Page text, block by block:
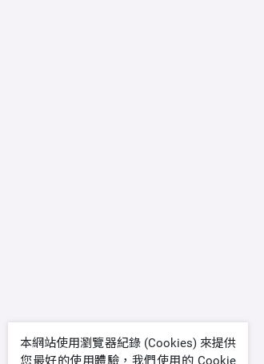
本網站使用瀏覽器紀錄 (Cookies) 來提供
您最好的使用體驗，我們使用的 Cookie